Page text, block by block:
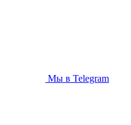
Мы в Telegram